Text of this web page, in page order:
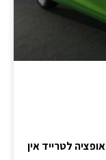
אופציה לטרייד אין